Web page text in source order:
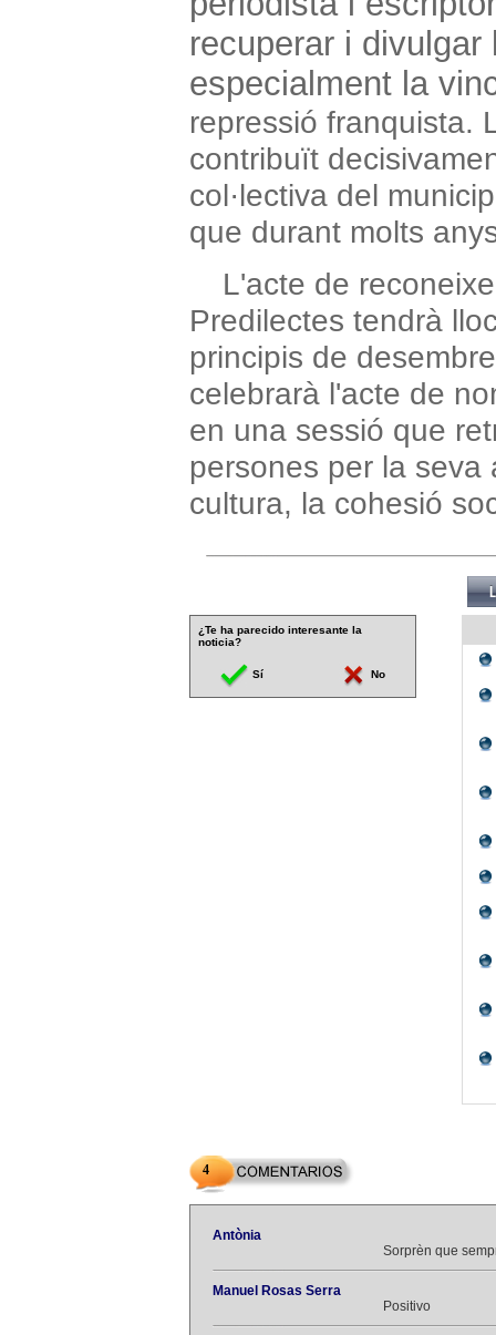
recuperar i
especialment la
repressió franquista.
contribuït
col·lectiva del
que durant molts
L'acte de
Predilectes tendrà
principis de
celebrarà l'acte de
en una sessió que
persones per la seva
cultura, la cohesió
¿Te ha parecido interesante la
noticia?
Sí No
4
Antònia
Sorprèn que
Manuel Rosas Serra
Positivo